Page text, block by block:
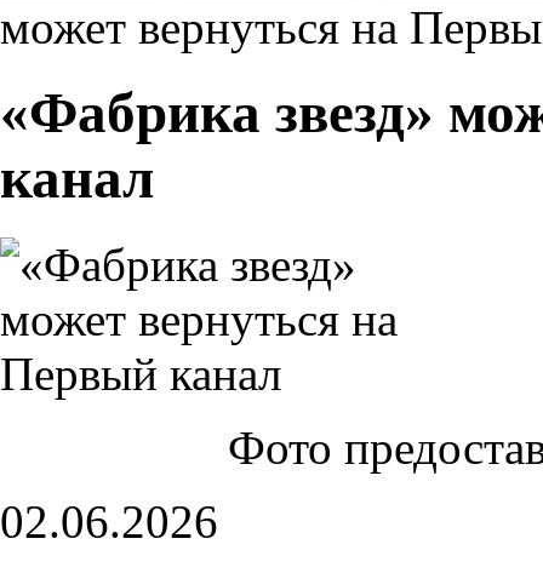
может вернуться на
«Фабрика звезд»
канал
Фото
02.06.2026